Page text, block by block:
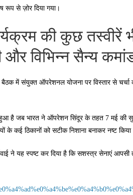
रूप से ज़ोर दिया गया।
की कुछ तस्वीरें
विभिन्न सैन्य
में संयुक्त ऑपरेशनल योजना पर विस्तार से चर्चा
है जब भारत ने ऑपरेशन सिंदूर के तहत 7 मई की
के कई ठिकानों को सटीक निशाना बनाकर नष्ट किया
ने यह स्पष्ट कर दिया है कि सशस्त्र सेनाएं